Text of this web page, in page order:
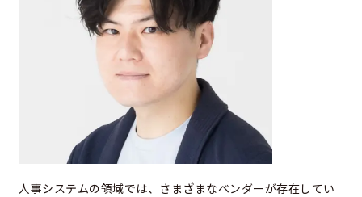
人事システムの領域では、さまざまなベンダーが存在してい